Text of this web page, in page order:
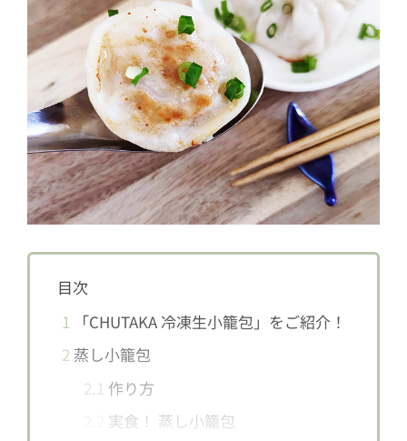
目次
1
「CHUTAKA 冷凍生小籠包」をご紹介！
2 蒸し小籠包
2.1 作り方
実食！ 蒸し小籠包